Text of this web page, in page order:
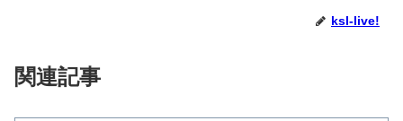
ksl-live!
関連記事